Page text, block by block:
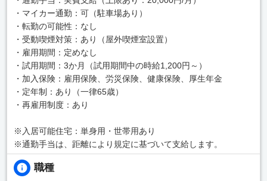
・マイカー通勤：可（駐車場あり）
・転勤の可能性：なし
・受動喫煙対策：あり（屋外喫煙室設置）
・雇用期間：定めなし
・試用期間：3か月（試用期間中の時給1,200円～）
・加入保険：雇用保険、労災保険、健康保険、厚生年金
・定年制：あり（一律65歳）
・再雇用制度：あり
※入居可能住宅：単身用・世帯用あり
※通勤手当は、距離により規定に基づいて支給します。
職種